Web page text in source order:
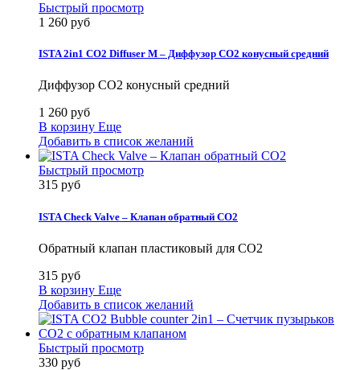
Быстрый просмотр
1 260 руб
ISTA 2in1 CO2 Diffuser M – Диффузор СO2 конусный средний
Диффузор СO2 конусный средний
1 260 руб
В корзину Еще
Добавить в список желаний
Быстрый просмотр
315 руб
ISTA Check Valve – Клапан обратный CO2
Обратный клапан пластиковый для CO2
315 руб
В корзину Еще
Добавить в список желаний
Быстрый просмотр
330 руб